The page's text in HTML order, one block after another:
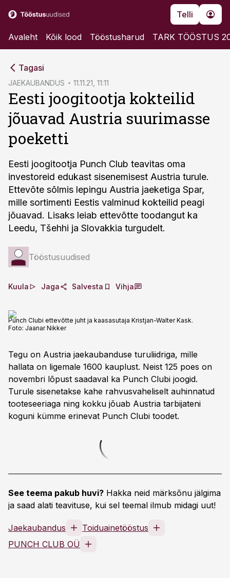
Telli
Avaleht Kõik lood Tööstusharud TARK TÖÖSTUS
Tagasi
JAEKAUBANDUS 11.11.21, 11:11
Eesti joogitootja kokteilid
jõuavad Austria suurimasse
poeketti
Eesti joogitootja Punch Club teavitas oma
investoreid edukast sisenemisest Austria turule.
Ettevõte sõlmis lepingu Austria jaeketiga Spar,
mille sortimenti Eestis valminud kokteilid peagi
jõuavad. Lisaks leiab ettevõtte toodangut ka
Leedu, Tšehhi ja Slovakkia turgudelt.
Tööstusuudised
Kuula Jaga Salvesta Vihja
Punch Clubi ettevõtte juht ja kaasasutaja Kristjan-Walter Kask.
Foto: Jaanar Nikker
Tegu on Austria jaekaubanduse turuliidriga, mille
hallata on ligemale 1600 kauplust. Neist 125 poes on
novembri lõpust saadaval ka Punch Clubi joogid.
Turule sisenetakse kahe rahvusvaheliselt auhinnatud
tooteseeriaga ning kokku jõuab Austria tarbijateni
koguni kümme erinevat Punch Clubi toodet.
See teema pakub huvi? Hakka neid märksõnu jälgima
ja saad alati teavituse, kui sel teemal ilmub midagi uut!
Jaekaubandus
Toiduainetööstus
PUNCH CLUB OÜ